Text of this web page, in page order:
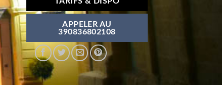
APPELER AU
390836802108